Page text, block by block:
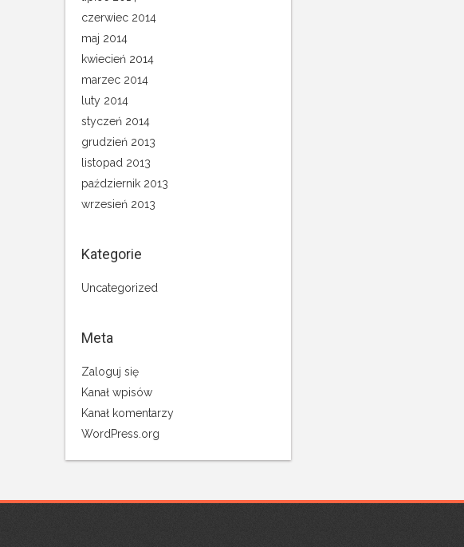
czerwiec 2014
maj 2014
kwiecień 2014
marzec 2014
luty 2014
styczeń 2014
grudzień 2013
listopad 2013
październik 2013
wrzesień 2013
Kategorie
Uncategorized
Meta
Zaloguj się
Kanał wpisów
Kanał komentarzy
WordPress.org